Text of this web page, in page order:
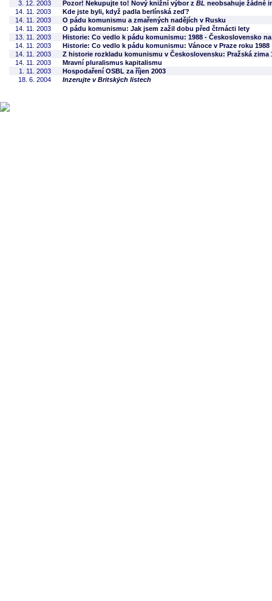
3. 12. 2003 Pozor! Nekupujte to! Nový knižní výbor z BL neobsahuje žádné
14. 11. 2003
Kde jste byli, když padla berlínská zeď?
14. 11. 2003
O pádu komunismu a zmařených nadějích v Rusku
14. 11. 2003
O pádu komunismu: Jak jsem zažil dobu před čtrnácti lety
13. 11. 2003
Historie: Co vedlo k pádu komunismu: 1988 - Československo
14. 11. 2003
Historie: Co vedlo k pádu komunismu: Vánoce v Praze roku 1988
14. 11. 2003
Z historie rozkladu komunismu v Československu: Pražská zima
14. 11. 2003
Mravní pluralismus kapitalismu
1. 11. 2003
Hospodaření OSBL za říjen 2003
18. 6. 2004
Inzerujte v Britských listech